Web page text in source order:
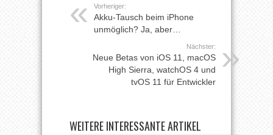
Vorheriger:
Akku-Tausch beim iPhone
unmöglich? Ja, aber…
Nächster:
Neue Betas von iOS 11, macOS
High Sierra, watchOS 4 und
tvOS 11 für Entwickler
WEITERE INTERESSANTE ARTIKEL